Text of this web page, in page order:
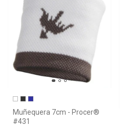
Muñequera 7cm - Procer®
#431